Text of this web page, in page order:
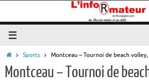
contenu
Accueil
Sports Montceau – Tournoi de beach
Montceau – Tournoi de